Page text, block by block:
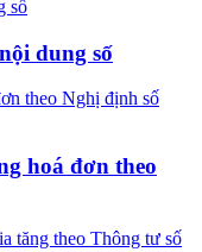
dung số
hoá đơn theo